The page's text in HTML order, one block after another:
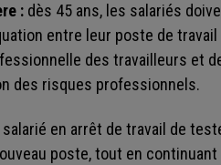
:dès 45 ans, les salariés
entre leur poste de
des travailleurs et
des risques professionnels.
en arrêt de travail de
poste, tout en